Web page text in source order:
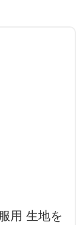
用 生地を